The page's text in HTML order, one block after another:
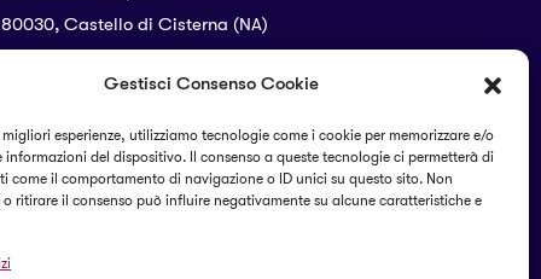
Gestisci Consenso Cookie
migliori esperienze, utilizziamo tecnologie come i cookie per memorizzare e/o
informazioni del dispositivo. Il consenso a queste tecnologie ci permetterà di
come il comportamento di navigazione o ID unici su questo sito. Non
ritirare il consenso può influire negativamente su alcune caratteristiche e
80030, Castello di Cisterna (NA)
SEGUICI SUI SOCIAL